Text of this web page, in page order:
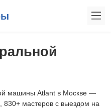
машины Atlant в Москве —
830+ мастеров с выездом на